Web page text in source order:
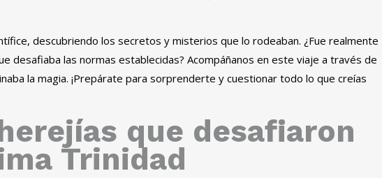
descubriendo los secretos y misterios que lo rodeaban. ¿Fue realmente
las normas establecidas? Acompáñanos en este viaje a través de
la magia. ¡Prepárate para sorprenderte y cuestionar todo lo que creías
que desafiaron
Trinidad